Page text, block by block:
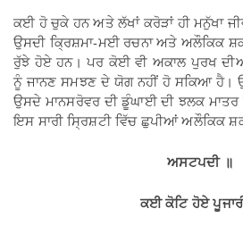
ਕਈ ਹੋ ਚੁਕੇ ਹਨ ਅਤੇ ਲੱਖਾਂ ਕਰੋੜਾਂ ਹੀ ਮਨੁੱਖਾ
ਉਸਦੀ ਕ੍ਰਿਸ਼ਮਾ-ਮਈ ਰਚਨਾ ਅਤੇ ਅਲੌਕਿਕ
ਰੁੱਝੇ ਹੋਏ ਹਨ। ਪਰ ਕੋਈ ਵੀ ਅਕਾਲ ਪੁਰਖ
ਨੂੰ ਜਾਨਣ ਸਮਝਣ ਦੇ ਯੋਗ ਨਹੀਂ ਹੋ ਸਕਿਆ
ਉਸਦੇ ਮਾਨਸਰੋਵਰ ਦੀ ਡੂੰਘਾਈ ਦੀ ਝਲਕ ਮਾਤਰ
ਇਸ ਸਾਰੀ ਸ੍ਰਿਸ਼ਟੀ ਵਿੱਚ ਛੁਪੀਆਂ ਅਲੌਕਿਕ
ਅਸਟਪਦੀ ॥
ਕਈ ਕੋਟਿ ਹੋਏ